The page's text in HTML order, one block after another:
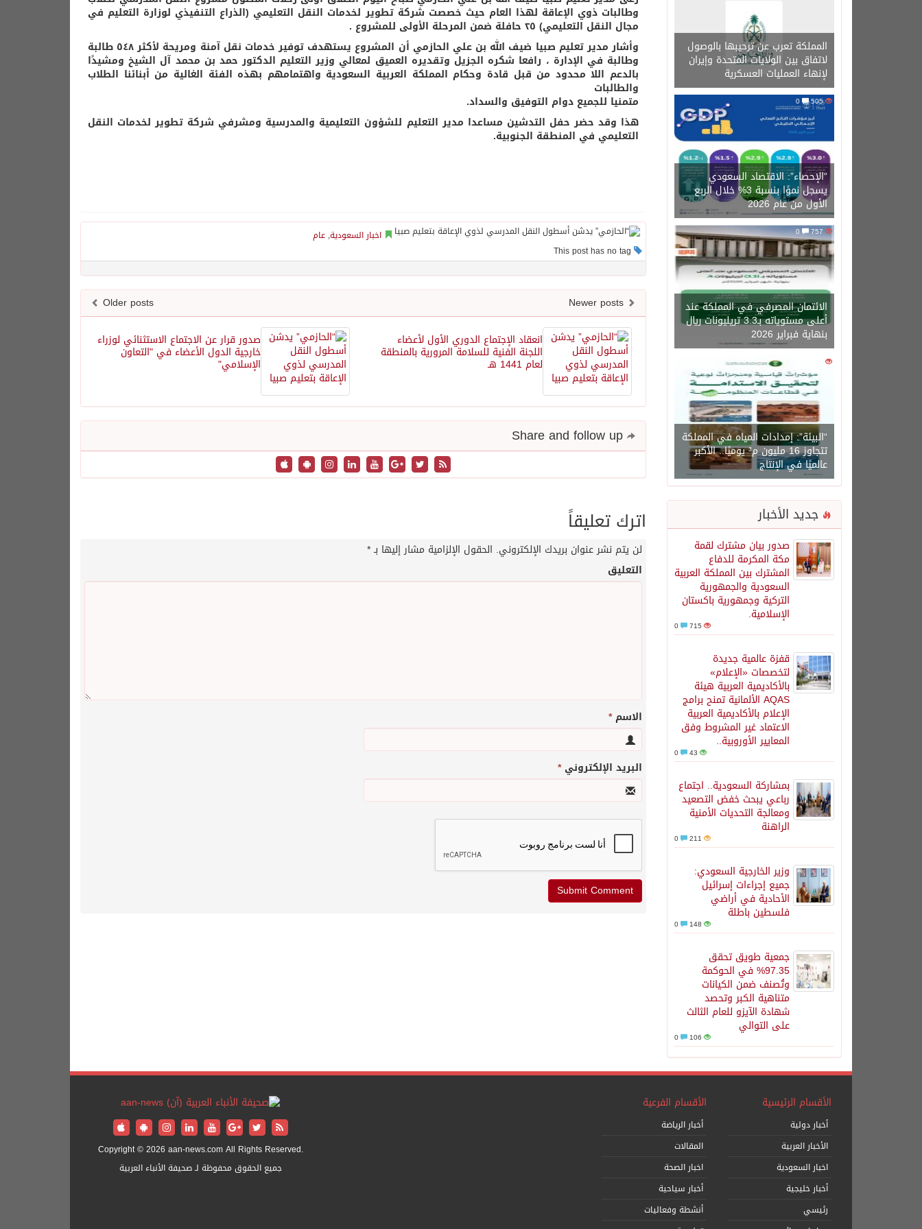
المملكة تعرب عن ترحيبها بالوصول
لاتفاق بين الولايات المتحدة وإيران
لإنهاء العمليات العسكرية
505
“الإحصاء”: الاقتصاد السعودي
يسجل نموًا بنسبة 3% خلال الربع
الأول من عام 2026
757
0
الائتمان المصرفي في المملكة عند
أعلى مستوياته بـ3.3 تريليونات ريال
بنهاية فبراير 2026
1450
“البيئة”: إمدادات المياه في المملكة
تتجاوز 16 مليون م³ يوميًا.. الأكبر
عالميًا في الإنتاج
جديد الأخبار
صدور بيان مشترك لقمة
مكة المكرمة للدفاع
المشترك بين المملكة العربية
السعودية والجمهورية
التركية وجمهورية باكستان
الإسلامية.
715
قفزة عالمية جديدة
لتخصصات «الإعلام»
بالأكاديمية العربية هيئة
AQAS الألمانية تمنح برامج
الإعلام بالأكاديمية العربية
الاعتماد غير المشروط وفق
المعايير الأوروبية..
43
بمشاركة السعودية.. اجتماع
رباعي يبحث خفض التصعيد
ومعالجة التحديات الأمنية
الراهنة
211
وزير الخارجية السعودي:
جميع إجراءات إسرائيل
الأحادية في أراضي
فلسطين باطلة
148
جمعية طويق تحقق
97.35% في الحوكمة
وتُصنف ضمن الكيانات
متناهية الكبر وتحصد
شهادة الآيزو للعام الثالث
على التوالي
106
وطالبات ذوي الإعاقة لهذا العام حيث خصصت شركة تطوير لخدمات النقل التعليمي (الذراع التنفيذي لوزارة التعليم في
مجال النقل التعليمي) ٢٥ حافلة ضمن المرحلة الأولى للمشروع .
وأشار مدير تعليم صبيا ضيف الله بن علي الحازمي أن المشروع يستهدف توفير خدمات نقل آمنة ومريحة لأكثر ٥٤٨ طالبة
وطالبة في الإدارة ، رافعا شكره الجزيل وتقديره العميق لمعالي وزير التعليم الدكتور حمد بن محمد آل الشيخ ومشيدًا
بالدعم اللا محدود من قبل قادة وحكام المملكة العربية السعودية واهتمامهم بهذه الفئة الغالية من أبنائنا الطلاب
والطالبات
متمنيا للجميع دوام التوفيق والسداد.
هذا وقد حضر حفل التدشين مساعدا مدير التعليم للشؤون التعليمية والمدرسية ومشرفي شركة تطوير لخدمات النقل
التعليمي في المنطقة الجنوبية.
اخبار السعودية, عام
Older posts
صدور قرار عن الاجتماع الاستثنائي لوزراء
خارجية الدول الأعضاء في "التعاون
الإسلامي"
انعقاد الإجتماع الدوري الأول لأعضاء
اللجنة الفنية للسلامة المرورية بالمنطقة
لعام 1441 هـ
اترك تعليقاً
لن يتم نشر عنوان بريدك الإلكتروني. الحقول الإلزامية مشار إليها بـ*
التعليق
الاسم*
البريد الإلكتروني*
الأقسام الرئيسية
أخبار دولية
الأخبار العربية
اخبار السعودية
أخبار خليجية
رئيسي
الأقسام الفرعية
أخبار الرياضة
المقالات
اخبار الصحة
أخبار سياحية
أنشطة وفعاليات
Copyright © 2026 aan-news.com All Rights Reserved.
جميع الحقوق محفوظة لـ صحيفة الأنباء العربية